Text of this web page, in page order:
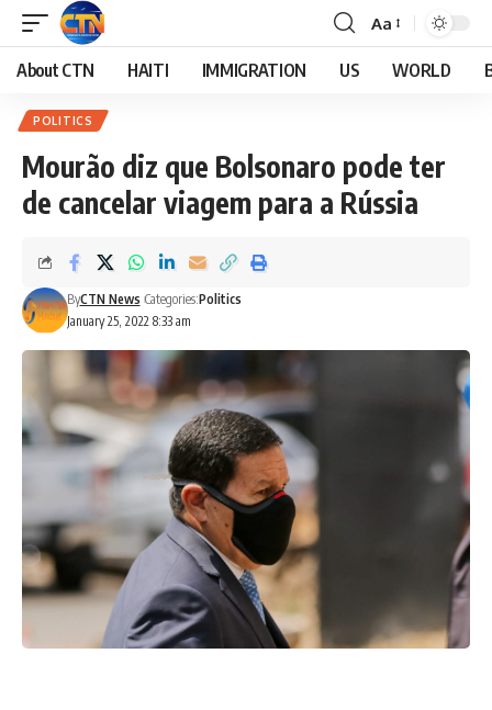
Aa
About CTN HAITI IMMIGRATION US WORLD
POLITICS
Mourão diz que Bolsonaro pode ter
de cancelar viagem para a Rússia
January 25, 2022 8:33 am
ByCTN News Categories:Politics